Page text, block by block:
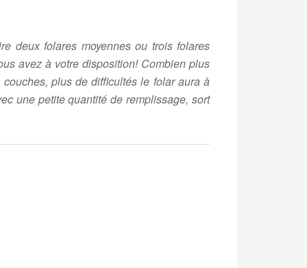
deux folares moyennes ou trois folares
avez à votre disposition! Combien plus
plus de difficultés le folar aura à
une petite quantité de remplissage, sort